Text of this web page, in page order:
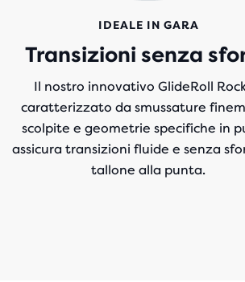
IDEALE IN GARA
Transizioni senza
Il nostro innovativo GlideRoll
caratterizzato da smussature
scolpite e geometrie specifiche in
assicura transizioni fluide e senza
tallone alla punta.